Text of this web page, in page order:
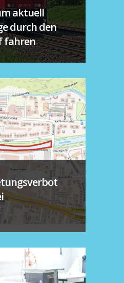
aktuell
durch den
fahren